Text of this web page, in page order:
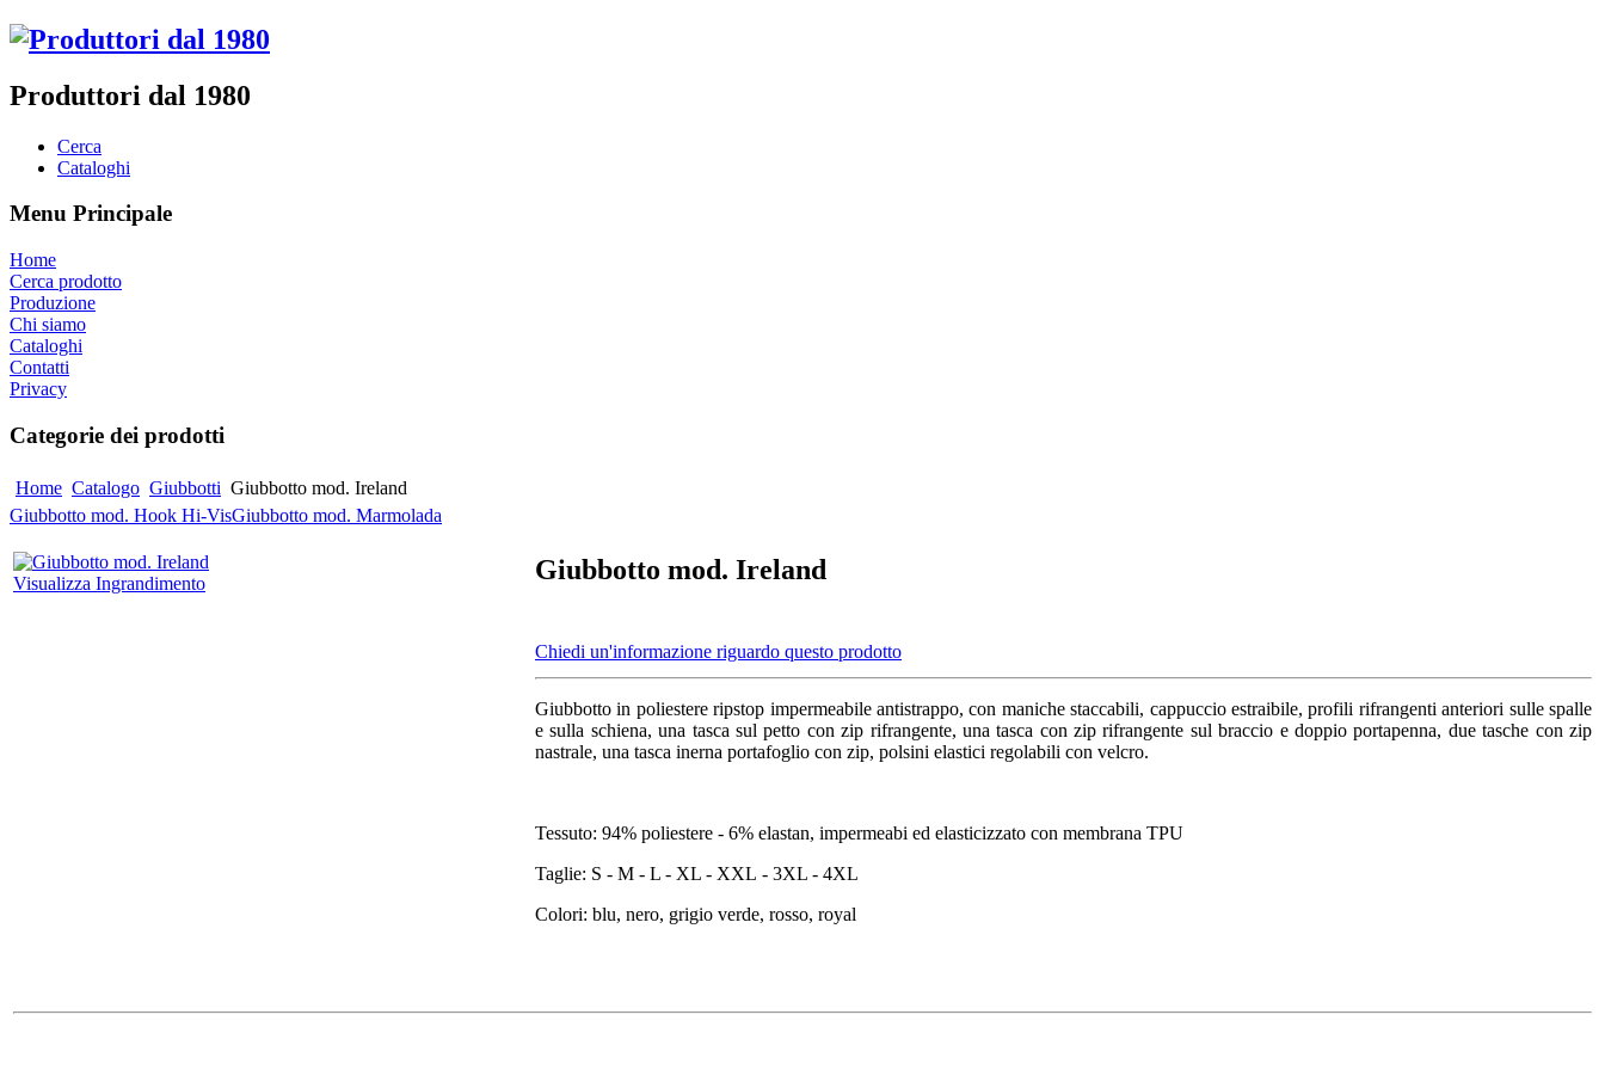
Produttori dal 1980
Cerca
Cataloghi
Menu Principale
Home
Cerca prodotto
Produzione
Chi siamo
Cataloghi
Contatti
Privacy
Categorie dei prodotti
Home Catalogo Giubbotti Giubbotto mod. Ireland
Giubbotto mod. Hook Hi-VisGiubbotto mod. Marmolada
Visualizza Ingrandimento Giubbotto mod. Ireland
Chiedi un'informazione riguardo questo prodotto
Giubbotto in poliestere ripstop impermeabile antistrappo, con maniche staccabili, cappuccio estraibile, profili rifrangenti anteriori sulle spalle
e sulla schiena, una tasca sul petto con zip rifrangente, una tasca con zip rifrangente sul braccio e doppio portapenna, due tasche con zip
nastrale, una tasca inerna portafoglio con zip, polsini elastici regolabili con velcro.
Tessuto: 94% poliestere - 6% elastan, impermeabi ed elasticizzato con membrana TPU
Taglie: S - M - L - XL - XXL - 3XL - 4XL
Colori: blu, nero, grigio verde, rosso, royal